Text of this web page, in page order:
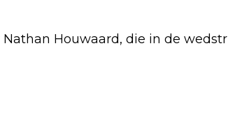
Houwaard, die in de